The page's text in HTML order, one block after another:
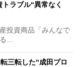
ラブル“異常なく
投資商品「みんなで
る…
三転した“成田プロ